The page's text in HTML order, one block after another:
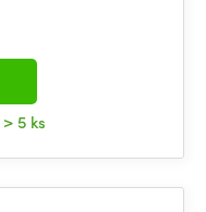
> 5 ks